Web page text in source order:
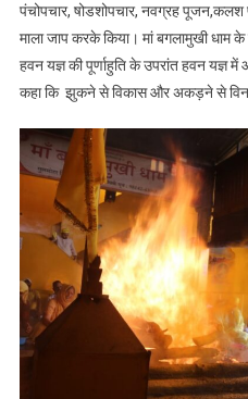
पंचोपचार, षोडशोपचार, नवग्रह पूजन,कलश
माला जाप करके किया। मां बगलामुखी धाम
हवन यज्ञ की पूर्णाहुति के उपरांत हवन यज्ञ
कहा कि झुकने से विकास और अकड़ने से